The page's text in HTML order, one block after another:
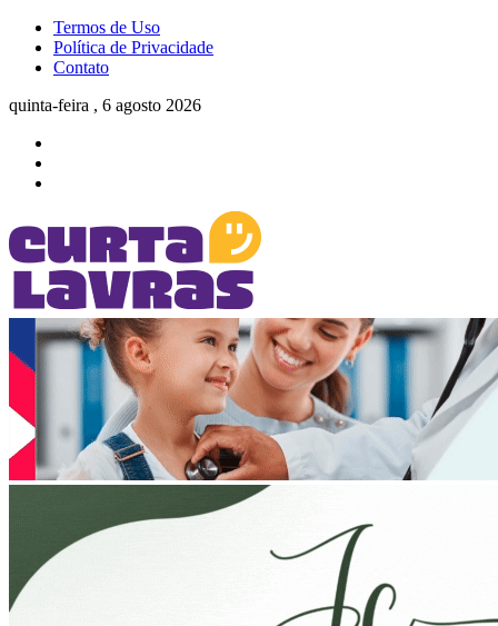
Termos de Uso
Política de Privacidade
Contato
quinta-feira , 6 agosto 2026